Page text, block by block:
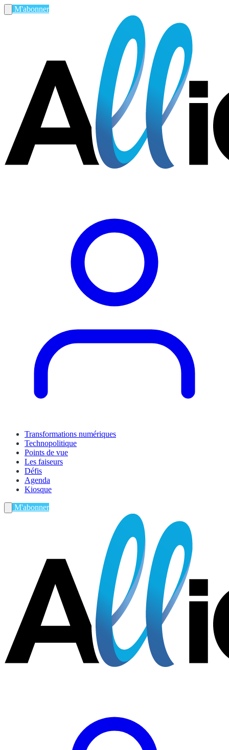
M'abonner
Transformations numériques
Technopolitique
Points de vue
Les faiseurs
Défis
Agenda
Kiosque
M'abonner